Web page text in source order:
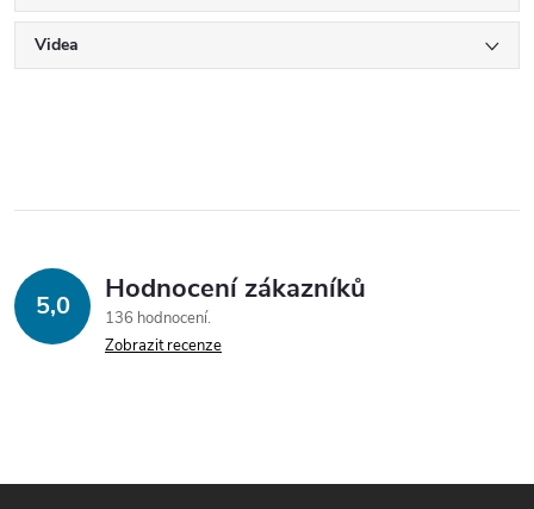
Videa
5,0 Hodnocení zákazníků
136 hodnocení
Zobrazit recenze